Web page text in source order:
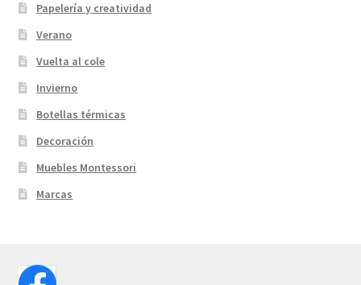
Papelería y creatividad
Verano
Vuelta al cole
Invierno
Botellas térmicas
Decoración
Muebles Montessori
Marcas